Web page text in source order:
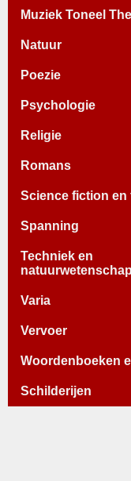
Muziek Toneel
Natuur
Poezie
Psychologie
Religie
Romans
Science fiction en
Spanning
Techniek en
Varia
Vervoer
Woordenboeken
Schilderijen